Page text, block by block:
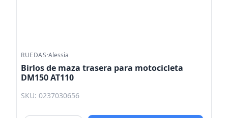
RUEDAS·Alessia
Birlos de maza trasera para motocicleta
DM150 AT110
SKU: 0237030656